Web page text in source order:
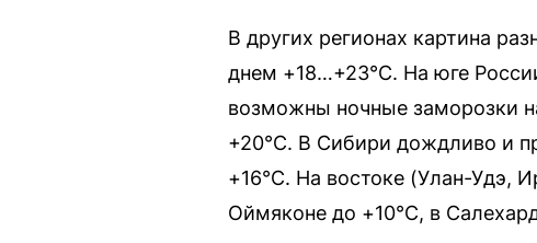
В других регионах картина
днем +18…+23°C. На юге
возможны ночные заморозки
+20°C. В Сибири дождливо и
+16°C. На востоке (Улан-Удэ,
Оймяконе до +10°C, в